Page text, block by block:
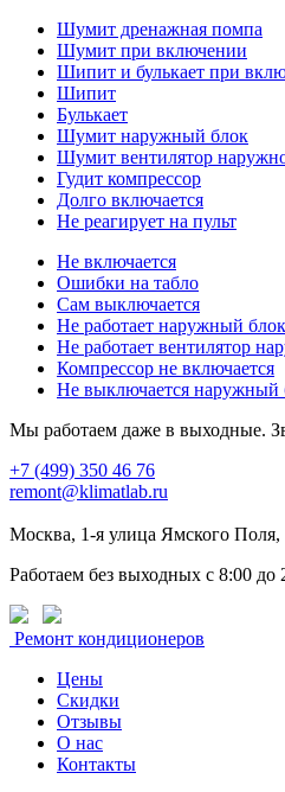
Шумит дренажная помпа
Шумит при включении
Шипит и булькает при
Шипит
Булькает
Шумит наружный блок
Шумит вентилятор
Гудит компрессор
Долго включается
Не реагирует на пульт
Не включается
Ошибки на табло
Сам выключается
Не работает наружный блок
Не работает вентилятор
Компрессор не включается
Не выключается наружный
Мы работаем даже в выходные.
+7 (499) 350 46 76
remont@klimatlab.ru
Москва, 1-я улица Ямского Поля,
Работаем без выходных с 8:00 до
Ремонт кондиционеров
Цены
Скидки
Отзывы
О нас
Контакты